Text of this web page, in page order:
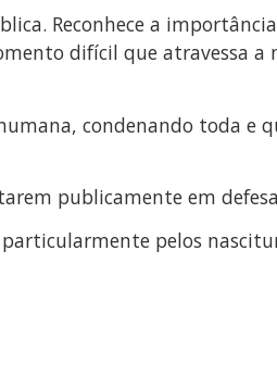
Reconhece a
difícil que atravessa
condenando toda
publicamente em
particularmente pelos